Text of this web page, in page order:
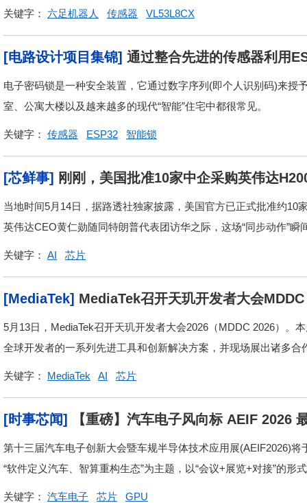
关键字： 六足机器人 传感器 VL53L8CX
[电路设计项目集锦] 通过整合先进的传感器利用
电子密码锁是一种安全装置，它通过数字序列(即个人识别码)来授
室、公寓大楼以及越来越多的现代“智能”住宅中都很常见。
关键字： 传感器 ESP32 智能锁
[芯鲜事] 刚刚，美国批准10家中企采购英伟达
当地时间5月14日，据路透社独家披露，美国官方已正式批准约10
英伟达CEO黄仁勋随同特朗普代表团访华之际，这场“同步动作”瞬
关键字： AI 芯片
[MediaTek] MediaTek召开天玑开发者大会
化新体验
5月13日，MediaTek召开天玑开发者大会2026（MDDC 2026）。
全球开发者的一系列先进工具和创新解决方案，并现场展出诸多合
关键字： MediaTek AI 芯片
[时事芯闻]
【重磅】汽车电子风向标 AEIF 2026
会!
第十三届汽车电子创新大会暨车规半导体技术应用展(AEIF2026)
“软件定义汽车、智算重构生态”为主题，以“会议+展览+对接”的形
关键字： 汽车电子 芯片 GPU